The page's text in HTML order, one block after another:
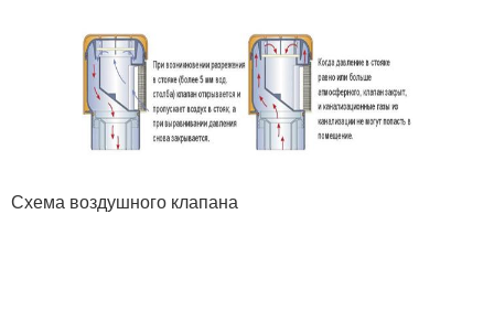
Схема воздушного клапана